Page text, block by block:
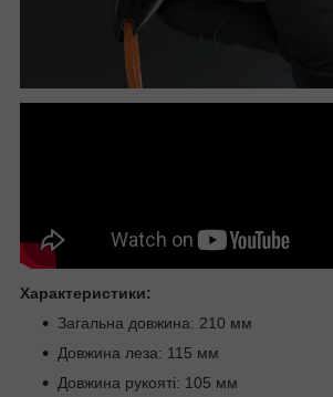
Характеристики:
Загальна довжина: 210 мм
Довжина леза: 115 мм
Довжина рукояті: 105 мм